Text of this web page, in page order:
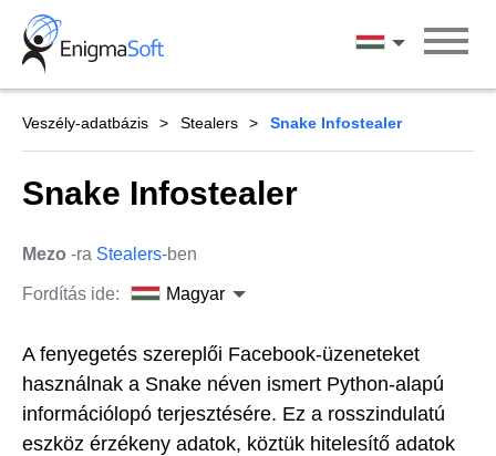
Skip
content
Magyar
Veszély-adatbázis Stealers Snake Infostealer
Snake Infostealer
Mezo -ra Stealers-ben
Fordítás ide: Magyar
A fenyegetés szereplői Facebook-üzeneteket
használnak a Snake néven ismert Python-alapú
információlopó terjesztésére. Ez a rosszindulatú
eszköz érzékeny adatok, köztük hitelesítő adatok